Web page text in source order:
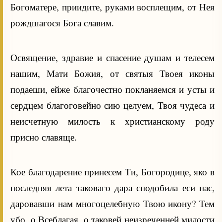
Богоматере, приидите, руками восплещим, от Нея
рождшагося Бога славим.
Освящение, здравие и спасение душам и телесем
нашим, Мати Божия, от святыя Твоея иконы
подаеши, ейже благочестно покланяемся и усты и
сердцем благоговейно сию целуем, Твоя чудеса и
неисчетную милость к христианскому роду
присно славяще.
Кое благодарение принесем Ти, Богородице, яко в
последняя лета таковаго дара сподобила еси нас,
даровавши нам многоцелебную Твою икону? Тем
убо, о Всеблагая, о таковей неизреченней милости